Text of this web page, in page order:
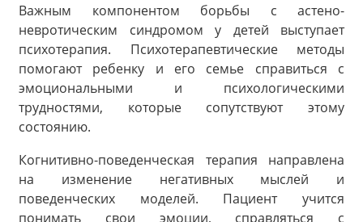
Важным компонентом борьбы с астено-
невротическим синдромом у детей выступает
психотерапия. Психотерапевтические методы
помогают ребенку и его семье справиться с
эмоциональными и психологическими
трудностями, которые сопутствуют этому
состоянию.
Когнитивно-поведенческая терапия направлена
на изменение негативных мыслей и
поведенческих моделей. Пациент учится
понимать свои эмоции, справляться с